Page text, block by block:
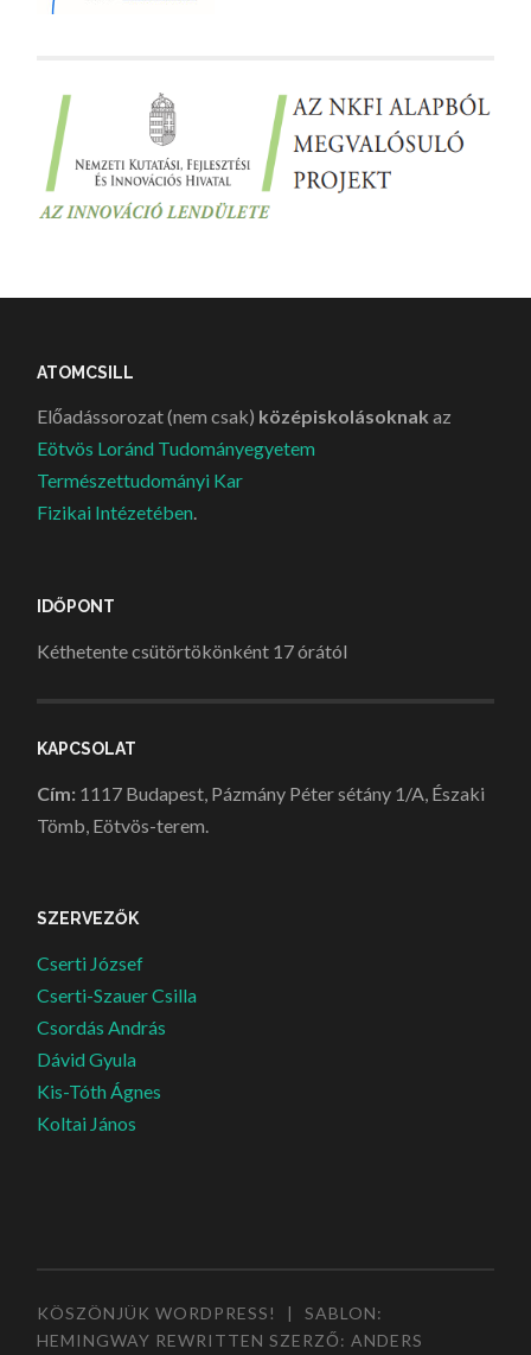
ATOMCSILL
Előadássorozat (nem csak) középiskolásoknak az
Eötvös Loránd Tudományegyetem
Természettudományi Kar
Fizikai Intézetében.
IDŐPONT
Kéthetente csütörtökönként 17 órától
KAPCSOLAT
Cím: 1117 Budapest, Pázmány Péter sétány 1/A, Északi
Tömb, Eötvös-terem.
SZERVEZŐK
Cserti József
Cserti-Szauer Csilla
Csordás András
Dávid Gyula
Kis-Tóth Ágnes
Koltai János
KÖSZÖNJÜK WORDPRESS! |
SABLON:
HEMINGWAY REWRITTEN SZERZŐ:ANDERS